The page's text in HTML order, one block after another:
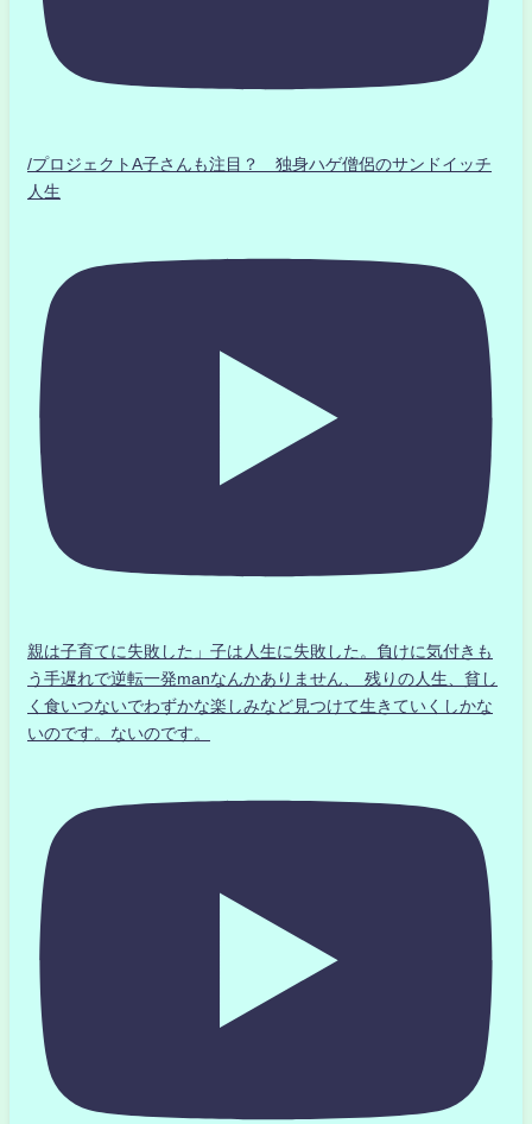
/プロジェクトA子さんも注目？ 独身ハゲ僧侶のサンドイッチ
人生
親は子育てに失敗した」子は人生に失敗した。負けに気付きも
う手遅れで逆転一発manなんかありません、 残りの人生、貧し
く食いつないでわずかな楽しみなど見つけて生きていくしかな
いのです。ないのです。